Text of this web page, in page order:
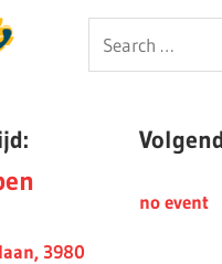
Looise
Search
for:
3980
no event